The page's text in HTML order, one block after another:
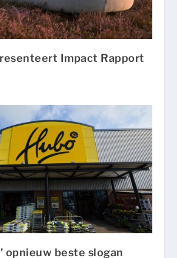
Impact Rapport
opnieuw beste slogan